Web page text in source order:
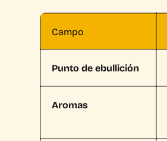
Campo
Punto de ebullición
Aromas